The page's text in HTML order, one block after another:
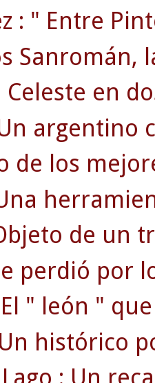
: " Entre
Sanromán,
Celeste en
argentino
de los
de un
perdió por
El " león "
histórico